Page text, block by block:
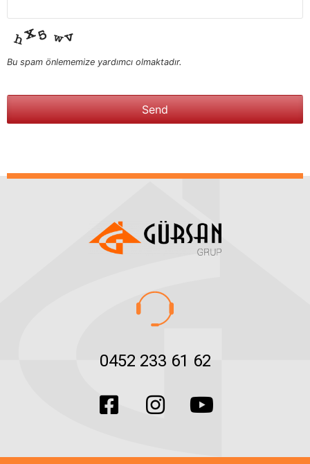
Bu spam önlememize yardımcı olmaktadır.
Send
be left
0452 233 61 62